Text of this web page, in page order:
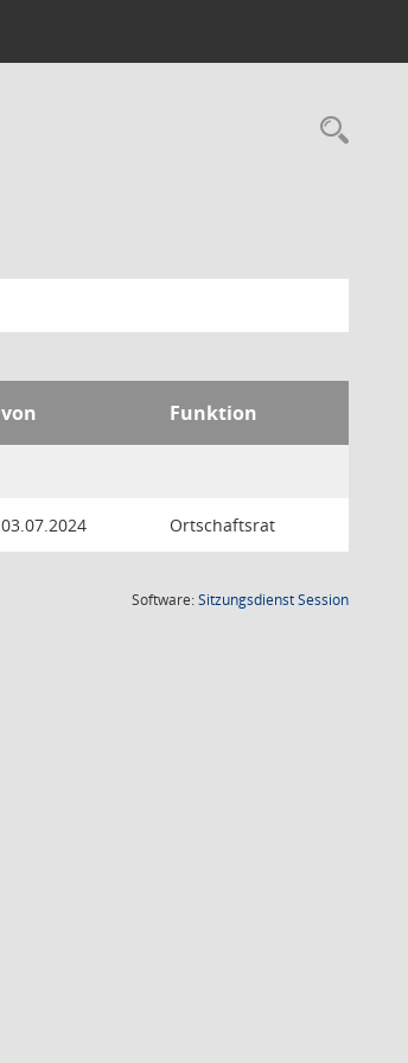
von Funktion
03.07.2024 Ortschaftsrat
Software:SitzungsdienstSession(Wird in